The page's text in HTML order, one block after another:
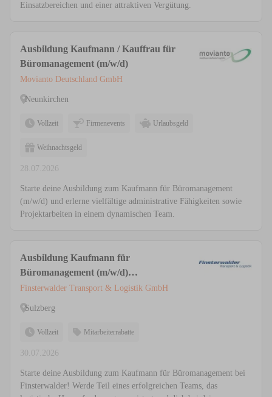
Einsatzbereichen und einer attraktiven Vergütung.
Ausbildung Kaufmann / Kauffrau für
Büromanagement (m/w/d)
Movianto Deutschland GmbH
Neunkirchen
Vollzeit Firmenevents Urlaubsgeld
Weihnachtsgeld
28.07.2026
Starte deine Ausbildung zum Kaufmann für Büromanagement
(m/w/d) und erlerne vielfältige administrative Fähigkeiten sowie
Projektarbeiten in einem dynamischen Team.
Ausbildung Kaufmann für
Büromanagement (m/w/d)
Administration
Finsterwalder Transport & Logistik GmbH
Sulzberg
Vollzeit Mitarbeiterrabatte
30.07.2026
Starte deine Ausbildung zum Kaufmann für Büromanagement bei
Finsterwalder! Werde Teil eines erfolgreichen Teams, das